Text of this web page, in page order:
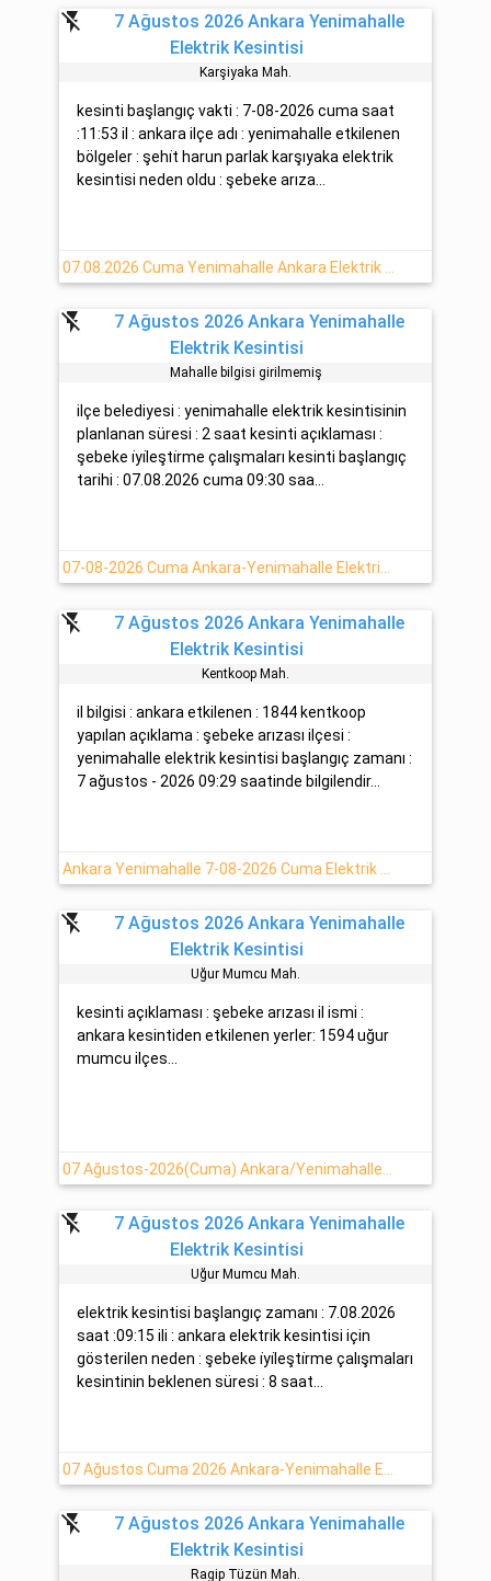
flash_off
7 Ağustos 2026 Ankara Yenimahalle
Elektrik Kesintisi
Karşiyaka Mah.
kesinti başlangıç vakti : 7-08-2026 cuma saat
:11:53 il : ankara ilçe adı : yenimahalle etkilenen
bölgeler : şehi̇t harun parlak karşıyaka elektrik
kesintisi neden oldu : şebeke arıza...
flash_off
7 Ağustos 2026 Ankara Yenimahalle
Elektrik Kesintisi
Mahalle bilgisi girilmemiş
ilçe belediyesi : yenimahalle elektrik kesintisinin
planlanan süresi : 2 saat kesinti açıklaması :
şebeke i̇yi̇leşti̇rme çalışmaları kesinti başlangıç
tarihi : 07.08.2026 cuma 09:30 saa...
flash_off
7 Ağustos 2026 Ankara Yenimahalle
Elektrik Kesintisi
Kentkoop Mah.
il bilgisi : ankara etkilenen : 1844 kentkoop
yapılan açıklama : şebeke arızası ilçesi :
yenimahalle elektrik kesintisi başlangıç zamanı :
7 ağustos - 2026 09:29 saatinde bilgilendir...
flash_off
7 Ağustos 2026 Ankara Yenimahalle
Elektrik Kesintisi
Uğur Mumcu Mah.
kesinti açıklaması : şebeke arızası il ismi :
ankara kesintiden etkilenen yerler: 1594 uğur
mumcu ilçes...
flash_off
7 Ağustos 2026 Ankara Yenimahalle
Elektrik Kesintisi
Uğur Mumcu Mah.
elektrik kesintisi başlangıç zamanı : 7.08.2026
saat :09:15 ili : ankara elektrik kesintisi için
gösterilen neden : şebeke i̇yi̇leşti̇rme çalışmaları
kesintinin beklenen süresi : 8 saat...
flash_off
7 Ağustos 2026 Ankara Yenimahalle
Elektrik Kesintisi
Ragip Tüzün Mah.